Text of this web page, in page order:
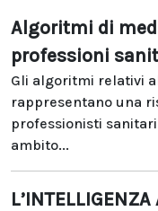
Algoritmi di
professioni
Gli algoritmi relativi
rappresentano una
professionisti
ambito...